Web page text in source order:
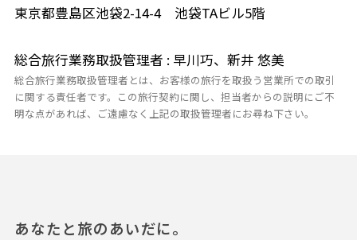
東京都豊島区池袋2-14-4 池袋TAビル5階
総合旅行業務取扱管理者 : 早川巧、新井 悠美
総合旅行業務取扱管理者とは、お客様の旅行を取扱う営業所での取引
に関する責任者です。この旅行契約に関し、担当者からの説明にご不
明な点があれば、ご遠慮なく上記の取扱管理者にお尋ね下さい。
あなたと旅のあいだに。